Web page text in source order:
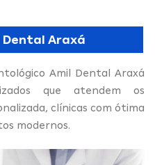
Dental Araxá
Amil Dental Araxá
que atendem os
clínicas com ótima
modernos.